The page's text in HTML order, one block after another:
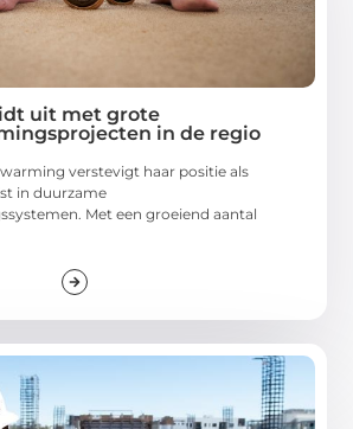
uit met grote
in de regio
verstevigt haar positie als
in duurzame
Met een groeiend aantal